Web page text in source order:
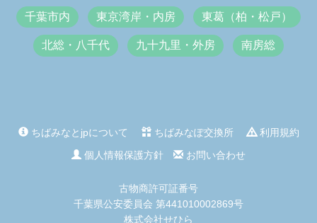
千葉市内 東京湾岸・内房 東葛（柏・松戸）
北総・八千代 九十九里・外房 南房総
ちばみなとjpについて ちばみなぽ交換所
利用規約
個人情報保護方針
お問い合わせ
古物商許可証番号
千葉県公安委員会 第441010002869号
株式会社せひら